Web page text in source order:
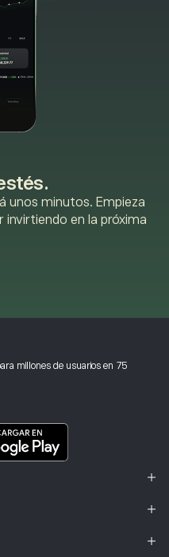
unos minutos. Empieza
en la próxima
millones de usuarios en 75